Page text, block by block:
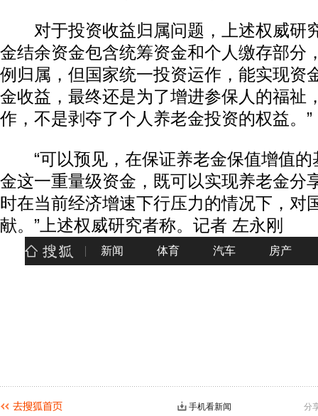
对于投资收益归属问题，上述权威研
金结余资金包含统筹资金和个人缴存部分
例归属，但国家统一投资运作，能实现资
金收益，最终还是为了增进参保人的福祉
作，不是剥夺了个人养老金投资的权益。”
“可以预见，在保证养老金保值增值的
金这一重量级资金，既可以实现养老金分
时在当前经济增速下行压力的情况下，对
献。”上述权威研究者称。记者 左永刚
分
手机看新闻